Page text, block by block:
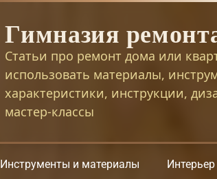
Гимназия
Статьи про ремонт дома или
использовать материалы,
характеристики, инструкции,
мастер-классы
Инструменты и материалы Интерьер